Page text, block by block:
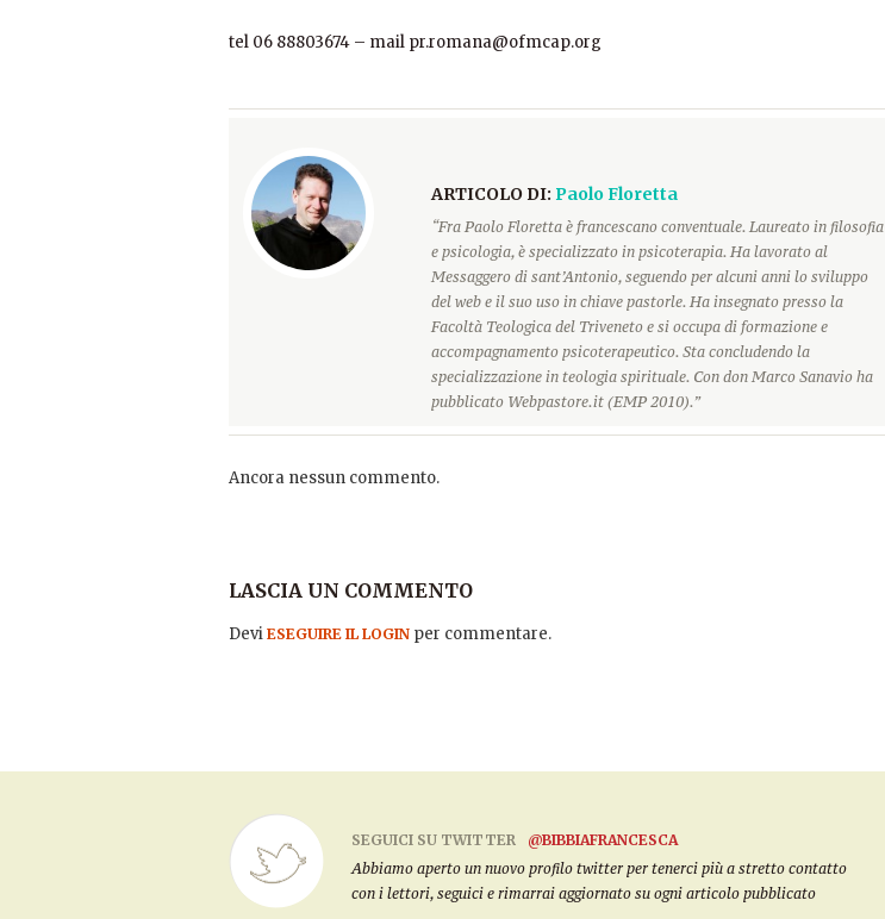
tel 06 88803674 – mail pr.romana@ofmcap.org
ARTICOLO DI: Paolo Floretta
“Fra Paolo Floretta è francescano conventuale. Laureato in filosofia
e psicologia, è specializzato in psicoterapia. Ha lavorato al
Messaggero di sant’Antonio, seguendo per alcuni anni lo sviluppo
del web e il suo uso in chiave pastorle. Ha insegnato presso la
Facoltà Teologica del Triveneto e si occupa di formazione e
accompagnamento psicoterapeutico. Sta concludendo la
specializzazione in teologia spirituale. Con don Marco Sanavio ha
pubblicato Webpastore.it (EMP 2010).”
Ancora nessun commento.
LASCIA UN COMMENTO
Devi ESEGUIRE IL LOGIN per commentare.
SEGUICI SU TWITTER
@BIBBIAFRANCESCA
Abbiamo aperto un nuovo profilo twitter per tenerci più a stretto contatto
con i lettori, seguici e rimarrai aggiornato su ogni articolo pubblicato